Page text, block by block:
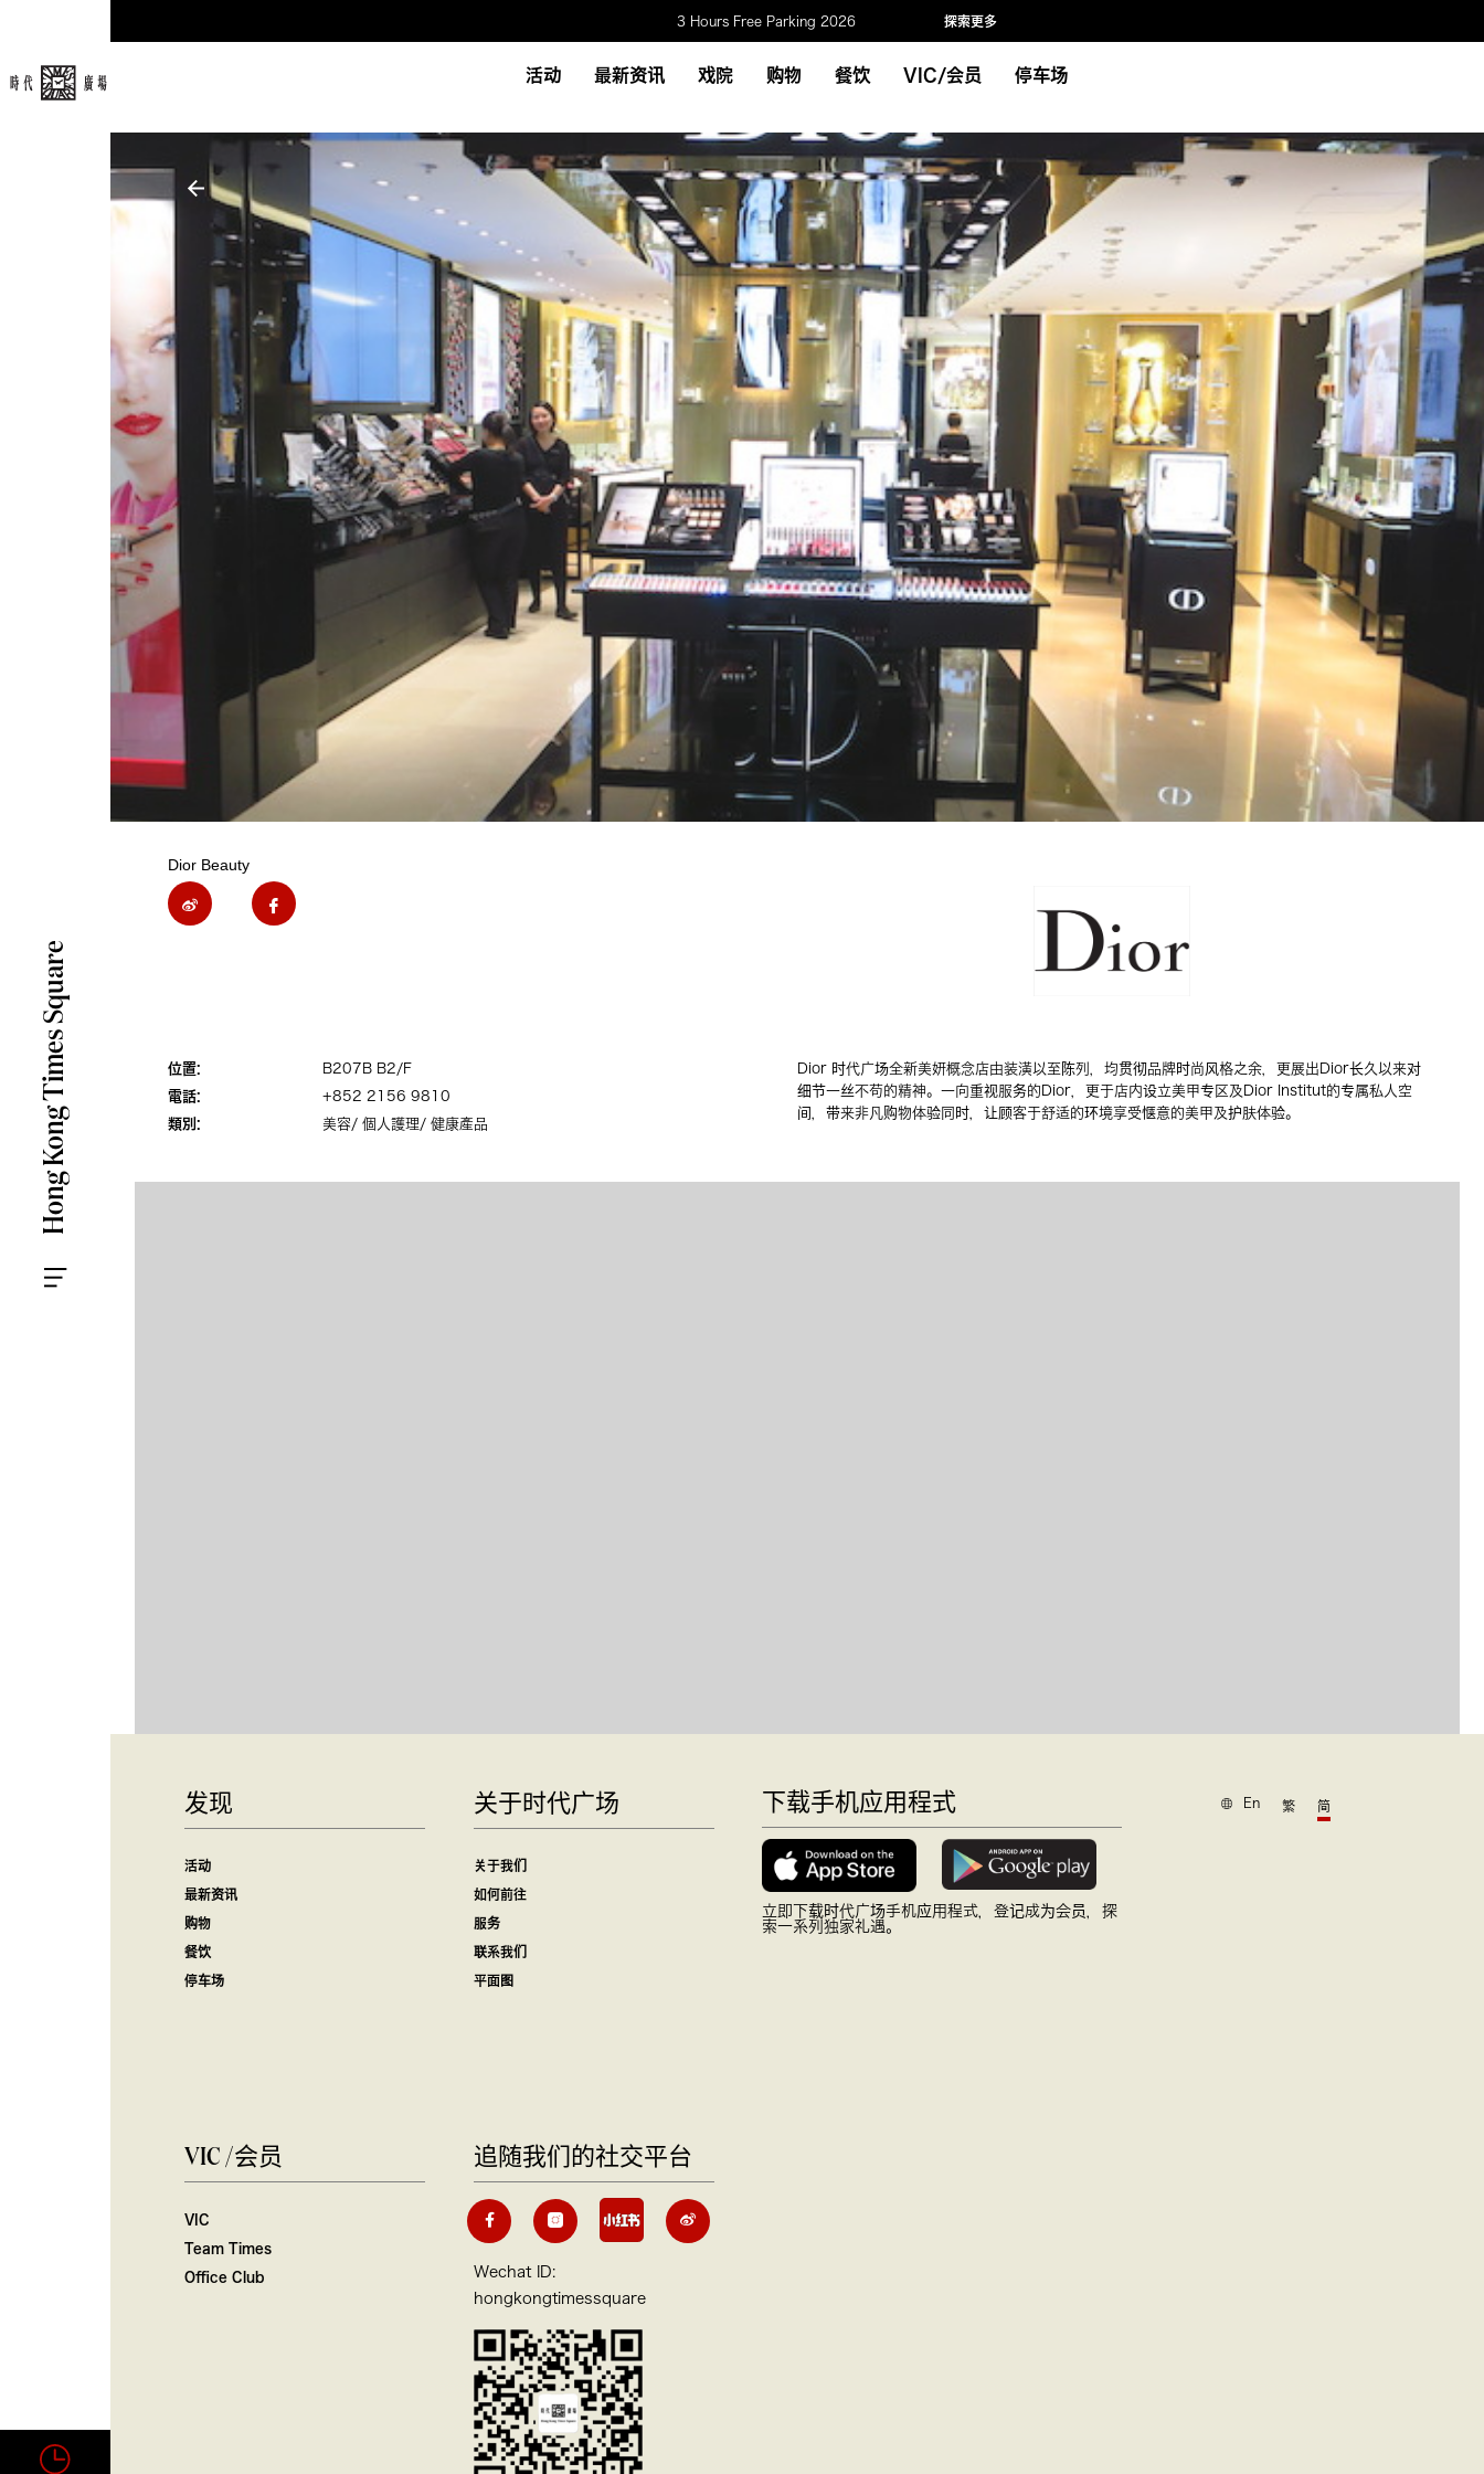
3 Hours Free Parking 2026 探索更多
活动 最新资讯 戏院 购物 餐饮 VIC/会员 停车场
Dior Beauty
位置:
B207B B2/F
電話:
+852 2156 9810
類別:
美容/ 個人護理/ 健康產品
Dior 时代广场全新美妍概念店由装潢以至陈列，均贯彻品牌时尚风格之余，更展出Dior长久以来对
细节一丝不苟的精神。一向重视服务的Dior，更于店内设立美甲专区及Dior Institut的专属私人空
间，带来非凡购物体验同时，让顾客于舒适的环境享受惬意的美甲及护肤体验。
发现
活动
最新资讯
购物
餐饮
停车场
VIC /会员
VIC
Team Times
Office Club
关于时代广场
关于我们
如何前往
服务
联系我们
平面图
追随我们的社交平台
Wechat ID:
hongkongtimessquare
下载手机应用程式
立即下载时代广场手机应用程式，登记成为会员，探
索一系列独家礼遇。
En 繁 简